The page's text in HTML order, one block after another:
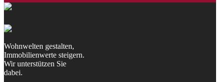
Wohnwelten gestalten,
Immobilienwerte steigern.
Wir unterstützen Sie
dabei.